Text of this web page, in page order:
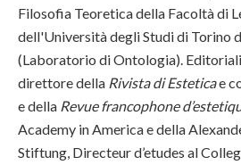
Filosofia Teoretica della Facoltà di
dell'Università degli Studi di Torino
(Laboratorio di Ontologia).
direttore della Rivista di Esteticae
e della Revue francophone
Academy in America e della
Stiftung, Directeur d’etudes al